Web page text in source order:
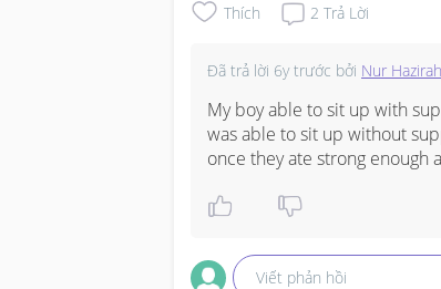
Thích 2 Trả Lời
Đã trả lời 6y trước bởi Nur Hazirah
My boy able to sit up with
was able to sit up without
once they ate strong enough
Viết phản hồi